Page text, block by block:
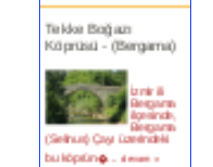
Köprüsü - (Bergama)
Bergama
ilçesinde,
Bergama
(Selinus) Çayı üzerindeki
bu köprün�...
devam »